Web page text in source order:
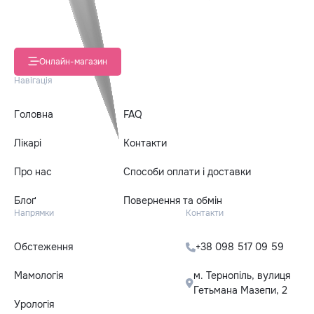
Онлайн-магазин
Навігація
Головна FAQ
Лікарі Контакти
Про нас Способи оплати і доставки
Блоґ Повернення та обмін
Напрямки
Обстеження
Мамологія
Урологія
Контакти
+38 098 517 09 59
м. Тернопіль, вулиця
Гетьмана Мазепи, 2